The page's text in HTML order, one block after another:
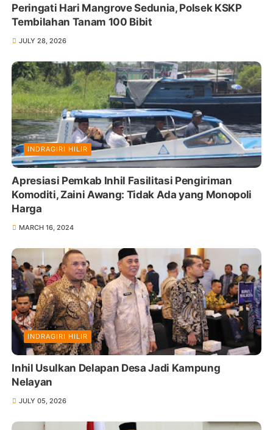
Peringati Hari Mangrove Sedunia, Polsek KSKP
Tembilahan Tanam 100 Bibit
JULY 28, 2026
INDRAGIRI HILIR
Apresiasi Pemkab Inhil Fasilitasi Pengiriman
Komoditi, Zaini Awang: Tidak Ada yang Monopoli
Harga
MARCH 16, 2024
INDRAGIRI HILIR
Inhil Usulkan Delapan Desa Jadi Kampung
Nelayan
JULY 05, 2026